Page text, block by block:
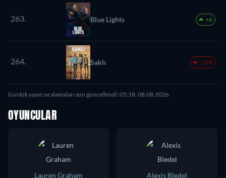
263. Blue Lights +6
264. Saklı -159
Günlük yayın sıralamaları son güncellendi: 05:18, 08.08.2026
OYUNCULAR
Lauren Graham
Alexis Bledel